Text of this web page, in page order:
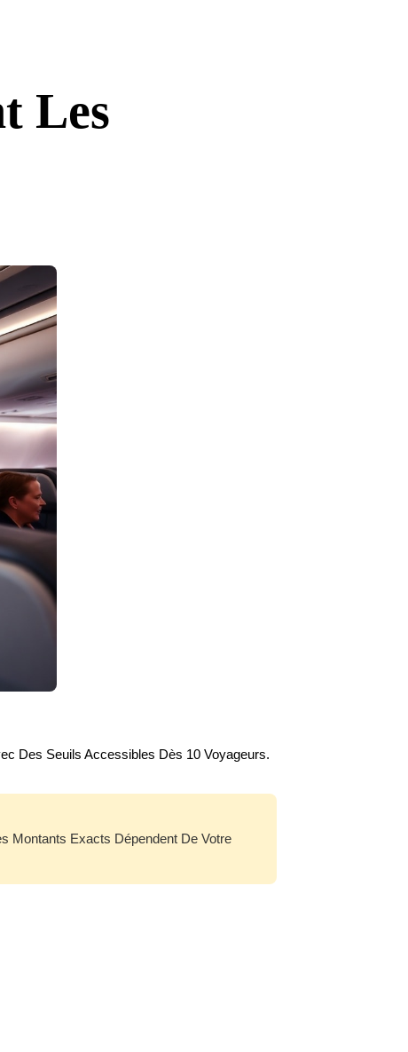
Les
Des Seuils Accessibles Dès 10 Voyageurs.
Montants Exacts Dépendent De Votre